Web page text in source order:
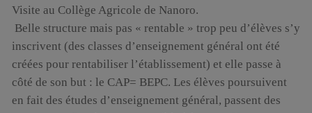
Visite au Collège Agricole de Nanoro.
Belle structure mais pas « rentable » trop peu d’élèves s’y
inscrivent (des classes d’enseignement général ont été
créées pour rentabiliser l’établissement) et elle passe à
côté de son but : le CAP= BEPC. Les élèves poursuivent
en fait des études d’enseignement général, passent des